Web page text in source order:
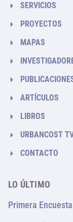
SERVICIOS
PROYECTOS
MAPAS
ARTÍCULOS
LIBROS
URBANCOST
CONTACTO
LO ÚLTIMO
Primera